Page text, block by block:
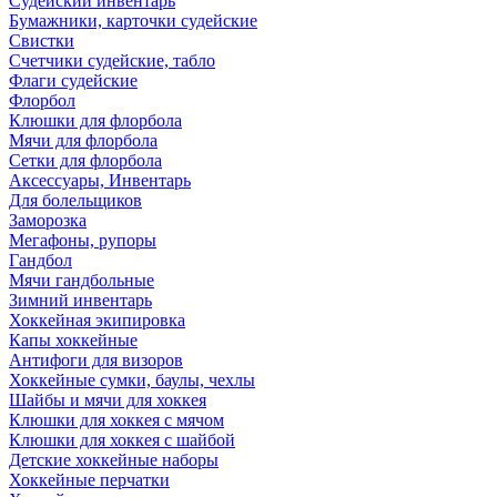
Бумажники, карточки судейские
Свистки
Счетчики судейские, табло
Флаги судейские
Флорбол
Клюшки для флорбола
Мячи для флорбола
Сетки для флорбола
Аксессуары, Инвентарь
Для болельщиков
Заморозка
Мегафоны, рупоры
Гандбол
Мячи гандбольные
Зимний инвентарь
Хоккейная экипировка
Капы хоккейные
Антифоги для визоров
Хоккейные сумки, баулы, чехлы
Шайбы и мячи для хоккея
Клюшки для хоккея с мячом
Клюшки для хоккея с шайбой
Детские хоккейные наборы
Хоккейные перчатки